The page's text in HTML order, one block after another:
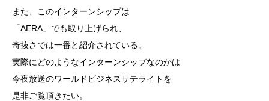
また、このインターンシップは
「AERA」でも取り上げられ、
奇抜さでは一番と紹介されている。
実際にどのようなインターンシップなのかは
今夜放送のワールドビジネスサテライトを
是非ご覧頂きたい。